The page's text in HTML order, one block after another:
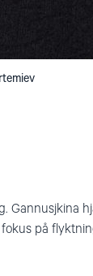
Gannusjkina
på